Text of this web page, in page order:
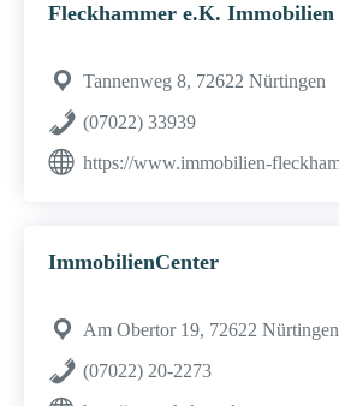
Fleckhammer e.K. Immobilien
Tannenweg 8, 72622 Nürtingen
(07022) 33939
https://www.immobilien-
ImmobilienCenter
Am Obertor 19, 72622 Nürtingen
(07022) 20-2273